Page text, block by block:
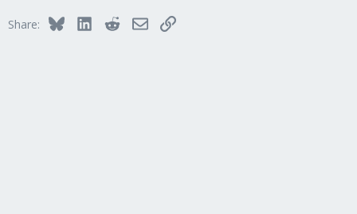
Share: BlueskyLinkedInRedditEmailLink